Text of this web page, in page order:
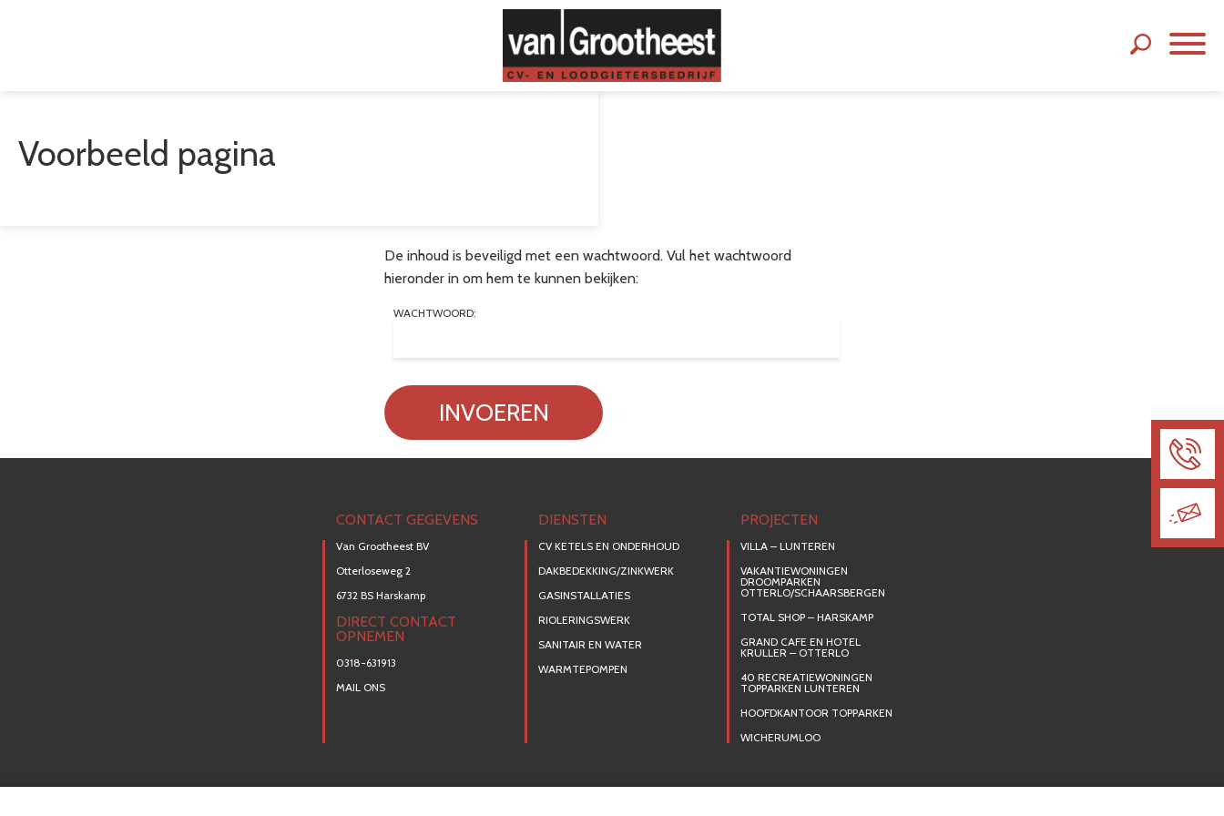
Voorbeeld pagina
De inhoud is beveiligd met een wachtwoord. Vul het wachtwoord
hieronder in om hem te kunnen bekijken:
WACHTWOORD:
INVOEREN
CONTACT GEGEVENS
Van Grootheest BV
Otterloseweg 2
6732 BS Harskamp
DIRECT CONTACT
OPNEMEN
0318-631913
MAIL ONS
DIENSTEN
CV KETELS EN ONDERHOUD
DAKBEDEKKING/ZINKWERK
GASINSTALLATIES
RIOLERINGSWERK
SANITAIR EN WATER
WARMTEPOMPEN
PROJECTEN
VILLA – LUNTEREN
VAKANTIEWONINGEN
DROOMPARKEN
OTTERLO/SCHAARSBERGEN
TOTAL SHOP – HARSKAMP
GRAND CAFE EN HOTEL
KRULLER – OTTERLO
40 RECREATIEWONINGEN
TOPPARKEN LUNTEREN
HOOFDKANTOOR TOPPARKEN
WICHERUMLOO